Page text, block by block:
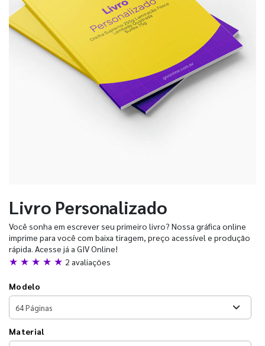
Livro Personalizado
Você sonha em escrever seu primeiro livro? Nossa gráfica online
imprime para você com baixa tiragem, preço acessível e produção
rápida. Acesse já a GIV Online!
★ ★ ★ ★ ★ 2 avaliações
Modelo
Material